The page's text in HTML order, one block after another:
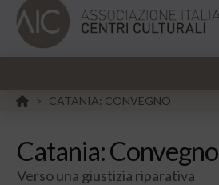
HOME
> CATANIA: CONVEGNO
Catania: Convegno
Verso una giustizia riparativa